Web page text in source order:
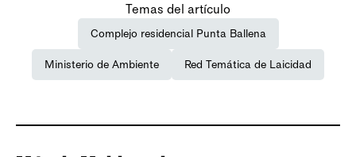
Temas del artículo
Complejo residencial Punta Ballena
Ministerio de Ambiente Red Temática de Laicidad